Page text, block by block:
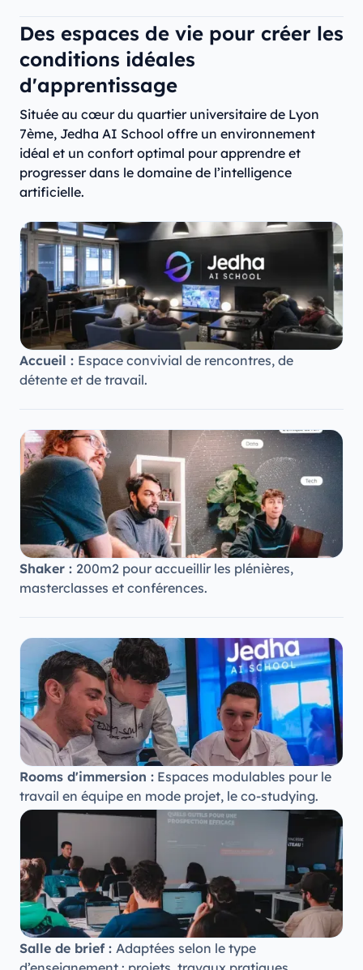
Des espaces de vie pour créer les
conditions idéales
d'apprentissage
Située au cœur du quartier universitaire de Lyon
7ème, Jedha AI School offre un environnement
idéal et un confort optimal pour apprendre et
progresser dans le domaine de l’intelligence
artificielle.
Accueil : Espace convivial de rencontres, de
détente et de travail.
Shaker : 200m2 pour accueillir les plénières,
masterclasses et conférences.
Rooms d'immersion : Espaces modulables pour le
travail en équipe en mode projet, le co-studying.
Salle de brief : Adaptées selon le type